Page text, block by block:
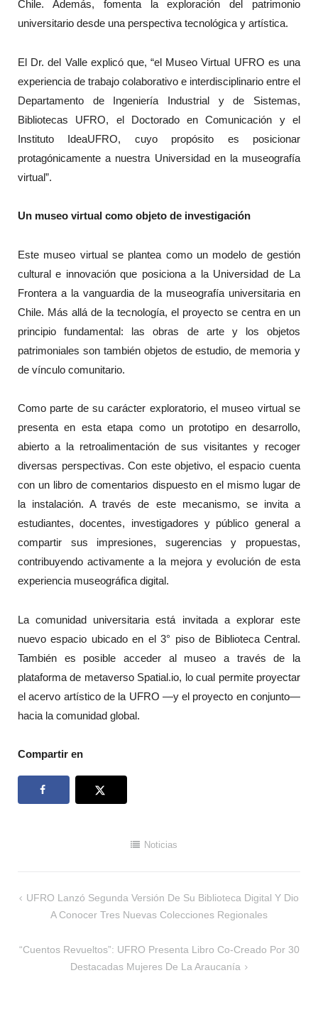
Chile. Además, fomenta la exploración del patrimonio
universitario desde una perspectiva tecnológica y artística.
El Dr. del Valle explicó que, “el Museo Virtual UFRO es una
experiencia de trabajo colaborativo e interdisciplinario entre el
Departamento de Ingeniería Industrial y de Sistemas,
Bibliotecas UFRO, el Doctorado en Comunicación y el
Instituto IdeaUFRO, cuyo propósito es posicionar
protagónicamente a nuestra Universidad en la museografía
virtual”.
Un museo virtual como objeto de investigación
Este museo virtual se plantea como un modelo de gestión
cultural e innovación que posiciona a la Universidad de La
Frontera a la vanguardia de la museografía universitaria en
Chile. Más allá de la tecnología, el proyecto se centra en un
principio fundamental: las obras de arte y los objetos
patrimoniales son también objetos de estudio, de memoria y
de vínculo comunitario.
Como parte de su carácter exploratorio, el museo virtual se
presenta en esta etapa como un prototipo en desarrollo,
abierto a la retroalimentación de sus visitantes y recoger
diversas perspectivas. Con este objetivo, el espacio cuenta
con un libro de comentarios dispuesto en el mismo lugar de
la instalación. A través de este mecanismo, se invita a
estudiantes, docentes, investigadores y público general a
compartir sus impresiones, sugerencias y propuestas,
contribuyendo activamente a la mejora y evolución de esta
experiencia museográfica digital.
La comunidad universitaria está invitada a explorar este
nuevo espacio ubicado en el 3° piso de Biblioteca Central.
También es posible acceder al museo a través de la
plataforma de metaverso Spatial.io, lo cual permite proyectar
el acervo artístico de la UFRO —y el proyecto en conjunto—
hacia la comunidad global.
Compartir en
Noticias
Navegación
UFRO Lanzó Segunda Versión De Su Biblioteca Digital Y Dio
A Conocer Tres Nuevas Colecciones Regionales
“Cuentos Revueltos”: UFRO Presenta Libro Co-Creado Por 30
Destacadas Mujeres De La Araucanía